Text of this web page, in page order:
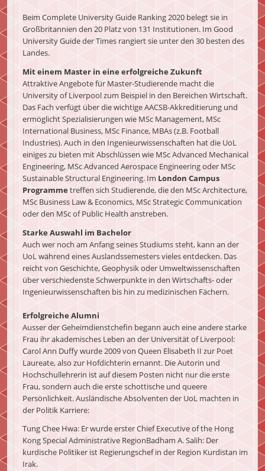
Beim Complete University Guide Ranking 2020 belegt sie in
Großbritannien den 20 Platz von 131 Institutionen. Im Good
University Guide der Times rangiert sie unter den 30 besten des
Landes.
Mit einem Master in eine erfolgreiche Zukunft
Attraktive Angebote für Master-Studierende macht die
University of Liverpool zum Beispiel in den Bereichen Wirtschaft.
Das Fach verfügt über die wichtige AACSB-Akkreditierung und
ermöglicht Spezialisierungen wie MSc Management, MSc
International Business, MSc Finance, MBAs (z.B. Football
Industries). Auch in den Ingenieurwissenschaften hat die UoL
einiges zu bieten mit Abschlüssen wie MSc Advanced Mechanical
Engineering, MSc Advanced Aerospace Engineering oder MSc
Sustainable Structural Engineering. Im London Campus
Programme treffen sich Studierende, die den MSc Architecture,
MSc Business Law & Economics, MSc Strategic Communication
oder den MSc of Public Health anstreben.
Starke Auswahl im Bachelor
Auch wer noch am Anfang seines Studiums steht, kann an der
UoL während eines Auslandssemesters vieles entdecken. Das
reicht von Geschichte, Geophysik oder Umweltwissenschaften
über verschiedenste Schwerpunkte in den Wirtschafts- oder
Ingenieurwissenschaften bis hin zu medizinischen Fächern.
Erfolgreiche Alumni
Ausser der Geheimdienstchefin begann auch eine andere starke
Frau ihr akademisches Leben an der Universität of Liverpool:
Carol Ann Duffy wurde 2009 von Queen Elisabeth II zur Poet
Laureate, also zur Hofdichterin ernannt. Die Autorin und
Hochschullehrerin ist auf diesem Posten nicht nur die erste
Frau, sondern auch die erste schottische und queere
Persönlichkeit. Ausländische Absolventen der UoL machten in
der Politik Karriere:
Tung Chee Hwa: Er wurde erster Chief Executive of the Hong
Kong Special Administrative RegionBadham A. Salih: Der
kurdische Politiker ist Regierungschef in der Region Kurdistan im
Irak.